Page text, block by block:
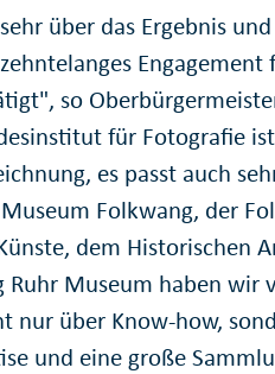
über das Ergebnis
Engagement
so
für Fotografie
es passt auch
Folkwang, der
dem Historischen
Ruhr Museum haben wir
nur über Know-how,
und eine große